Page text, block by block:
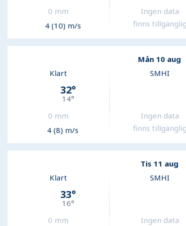
0 mm
4 (10) m/s
Ingen data
finns tillgänglig
Mån 10 aug
Klart
32°
14°
0 mm
4 (8) m/s
SMHI
Ingen data
finns tillgänglig
Tis 11 aug
Klart
33°
16°
0 mm
SMHI
Ingen data